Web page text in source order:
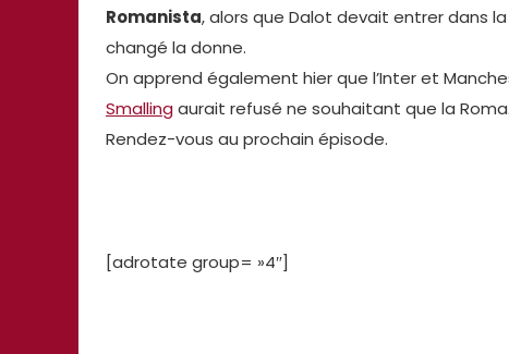
Romanista, alors que Dalot devait entrer dans
changé la donne.
On apprend également hier que l’Inter et
Smallingaurait refusé ne souhaitant que la Roma.
Rendez-vous au prochain épisode.
[adrotate group= »4″]